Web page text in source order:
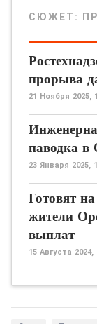
СЮЖЕТ:
прорыва
21 Ноября 2025,
паводка в
23 Января 2025,
Готовят
жители
выплат
15 Августа 2024,